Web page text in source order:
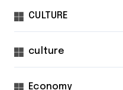
CULTURE
culture
Economy